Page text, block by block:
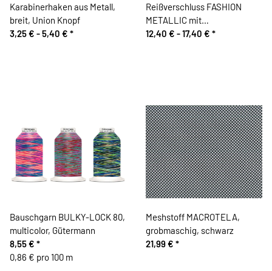
Karabinerhaken aus Metall,
breit, Union Knopf
3,25 € -5,40 € *
Reißverschluss FASHION
METALLIC mit
Kunststoffzahn, teilbar, Prym
12,40 € -17,40 € *
Bauschgarn BULKY-LOCK 80,
multicolor, Gütermann
8,55 € *
0,86 € pro 100 m
Meshstoff MACROTELA,
grobmaschig, schwarz
21,99 € *